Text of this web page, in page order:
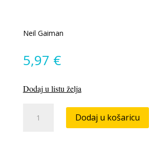
Neil Gaiman
5,97 €
Dodaj u listu želja
prašina
Dodaj u košaricu